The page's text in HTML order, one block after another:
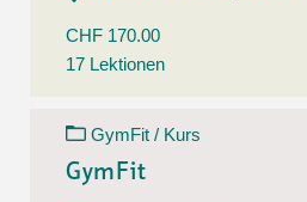
CHF 170.00
17 Lektionen
GymFit / Kurs
GymFit